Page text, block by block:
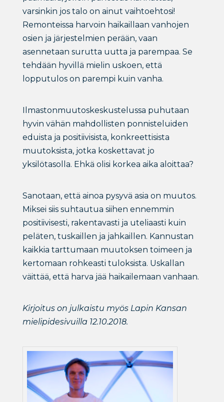
varsinkin jos talo on ainut vaihtoehtosi!
Remonteissa harvoin haikaillaan vanhojen
osien ja järjestelmien perään, vaan
asennetaan surutta uutta ja parempaa. Se
tehdään hyvillä mielin uskoen, että
lopputulos on parempi kuin vanha.
Ilmastonmuutoskeskustelussa puhutaan
hyvin vähän mahdollisten ponnisteluiden
eduista ja positiivisista, konkreettisista
muutoksista, jotka koskettavat jo
yksilötasolla. Ehkä olisi korkea aika aloittaa?
Sanotaan, että ainoa pysyvä asia on muutos.
Miksei siis suhtautua siihen ennemmin
positiivisesti, rakentavasti ja uteliaasti kuin
peläten, tuskaillen ja jahkaillen. Kannustan
kaikkia tarttumaan muutoksen toimeen ja
kertomaan rohkeasti tuloksista. Uskallan
väittää, että harva jää haikailemaan vanhaan.
Kirjoitus on julkaistu myös Lapin Kansan
mielipidesivuilla 12.10.2018.